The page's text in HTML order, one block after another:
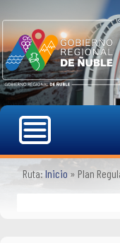
Ruta: Inicio » Plan